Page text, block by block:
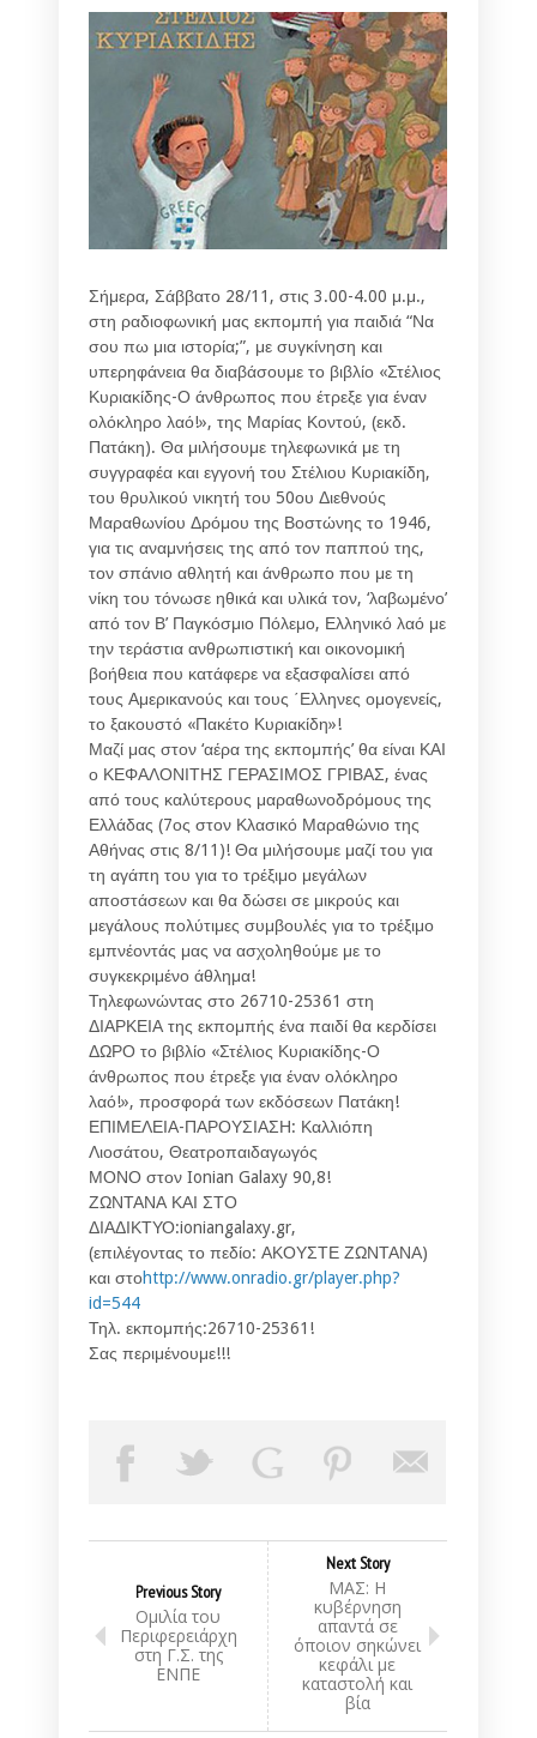
Σήμερα, Σάββατο 28/11, στις 3.00-4.00 μ.μ.,
στη ραδιοφωνική μας εκπομπή για παιδιά “Να
σου πω μια ιστορία;”, με συγκίνηση και
υπερηφάνεια θα διαβάσουμε το βιβλίο «Στέλιος
Κυριακίδης-Ο άνθρωπος που έτρεξε για έναν
ολόκληρο λαό!», της Μαρίας Κοντού, (εκδ.
Πατάκη). Θα μιλήσουμε τηλεφωνικά με τη
συγγραφέα και εγγονή του Στέλιου Κυριακίδη,
του θρυλικού νικητή του 50ου Διεθνούς
Μαραθωνίου Δρόμου της Βοστώνης το 1946,
για τις αναμνήσεις της από τον παππού της,
τον σπάνιο αθλητή και άνθρωπο που με τη
νίκη του τόνωσε ηθικά και υλικά τον, ‘λαβωμένο’
από τον Β’ Παγκόσμιο Πόλεμο, Ελληνικό λαό με
την τεράστια ανθρωπιστική και οικονομική
βοήθεια που κατάφερε να εξασφαλίσει από
τους Αμερικανούς και τους ΄Ελληνες ομογενείς,
το ξακουστό «Πακέτο Κυριακίδη»!
Μαζί μας στον ‘αέρα της εκπομπής’ θα είναι ΚΑΙ
ο ΚΕΦΑΛΟΝΙΤΗΣ ΓΕΡΑΣΙΜΟΣ ΓΡΙΒΑΣ, ένας
από τους καλύτερους μαραθωνοδρόμους της
Ελλάδας (7ος στον Κλασικό Μαραθώνιο της
Αθήνας στις 8/11)! Θα μιλήσουμε μαζί του για
τη αγάπη του για το τρέξιμο μεγάλων
αποστάσεων και θα δώσει σε μικρούς και
μεγάλους πολύτιμες συμβουλές για το τρέξιμο
εμπνέοντάς μας να ασχοληθούμε με το
συγκεκριμένο άθλημα!
Τηλεφωνώντας στο 26710-25361 στη
ΔΙΑΡΚΕΙΑ της εκπομπής ένα παιδί θα κερδίσει
ΔΩΡΟ το βιβλίο «Στέλιος Κυριακίδης-Ο
άνθρωπος που έτρεξε για έναν ολόκληρο
λαό!», προσφορά των εκδόσεων Πατάκη!
ΕΠΙΜΕΛΕΙΑ-ΠΑΡΟΥΣΙΑΣΗ: Καλλιόπη
Λιοσάτου, Θεατροπαιδαγωγός
ΜΟΝΟ στον Ionian Galaxy 90,8!
ΖΩΝΤΑΝΑ ΚΑΙ ΣΤΟ
ΔΙΑΔΙΚΤΥΟ:ioniangalaxy.gr,
(επιλέγοντας το πεδίο: ΑΚΟΥΣΤΕ ΖΩΝΤΑΝΑ)
και στοhttp://www.onradio.gr/player.php?
id=544
Τηλ. εκπομπής:26710-25361!
Σας περιμένουμε!!!
Previous Story
Ομιλία του
Περιφερειάρχη
στη Γ.Σ. της
ΕΝΠΕ
Next Story
MAΣ: Η
κυβέρνηση
απαντά σε
όποιον σηκώνει
κεφάλι με
καταστολή και
βία